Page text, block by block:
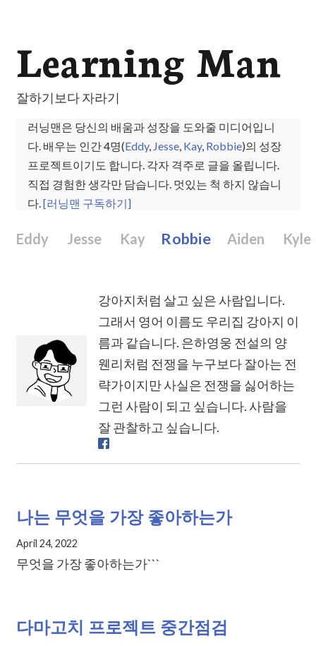
Learning Man
잘하기보다 자라기
러닝맨은 당신의 배움과 성장을 도와줄 미디어입니
다. 배우는 인간 4명(Eddy, Jesse, Kay, Robbie)의 성장
프로젝트이기도 합니다. 각자 격주로 글을 올립니다.
직접 경험한 생각만 담습니다. 멋있는 척 하지 않습니
다.[러닝맨 구독하기]
Eddy Jesse Kay Robbie Aiden Kyle
강아지처럼 살고 싶은 사람입니다.
그래서 영어 이름도 우리집 강아지 이
름과 같습니다. 은하영웅 전설의 양
웬리처럼 전쟁을 누구보다 잘아는 전
략가이지만 사실은 전쟁을 싫어하는
그런 사람이 되고 싶습니다. 사람을
잘 관찰하고 싶습니다.
나는 무엇을 가장 좋아하는가
April 24, 2022
무엇을 가장 좋아하는가```
다마고치 프로젝트 중간점검